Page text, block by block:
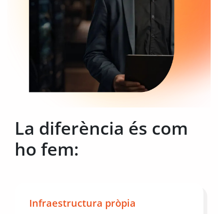
La diferència és com
ho fem:
Infraestructura pròpia